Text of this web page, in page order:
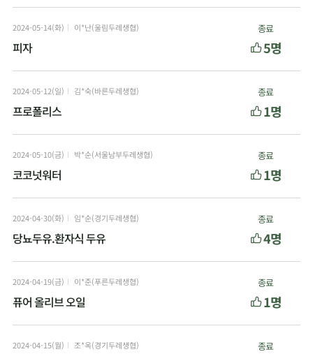
2024-05-14(화) 이*난(울림두레생협)
피자
종료
5명
2024-05-12(일) 김*숙(바른두레생협)
프로폴리스
종료
1명
2024-05-10(금) 박*순(서울남부두레생협)
코코넛워터
종료
1명
2024-04-30(화) 임*순(경기두레생협)
당뇨두유.환자식 두유
종료
4명
2024-04-19(금) 이*준(푸른두레생협)
퓨어 올리브 오일
종료
1명
2024-04-15(월) 조*옥(경기두레생협) 종료